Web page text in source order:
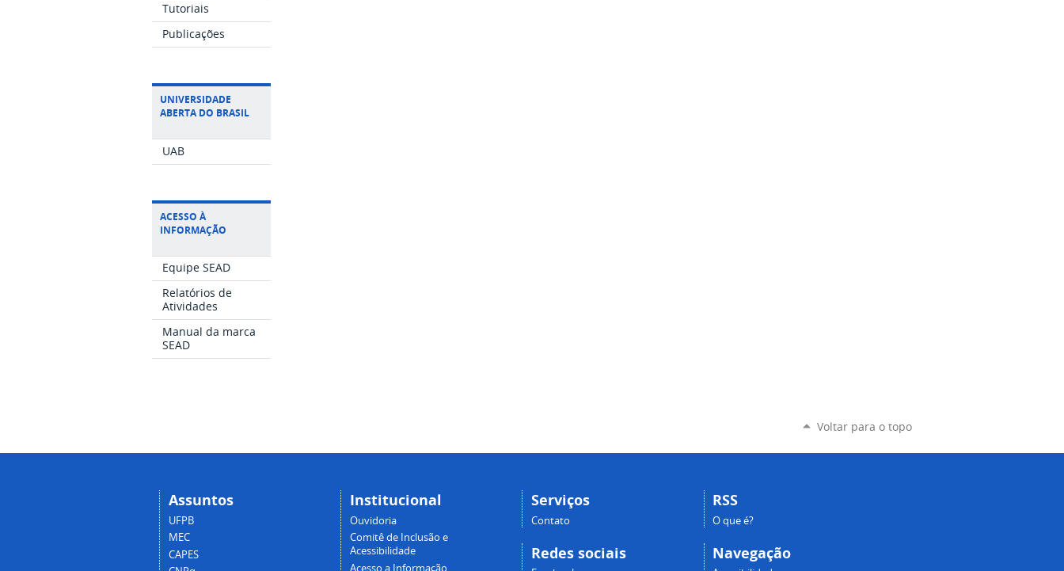
Tutoriais
Publicações
UNIVERSIDADE
ABERTA DO BRASIL
UAB
ACESSO À
INFORMAÇÃO
Equipe SEAD
Relatórios de
Atividades
Manual da marca
SEAD
Voltar para o topo
Assuntos
UFPB
MEC
CAPES
Institucional
Ouvidoria
Comitê de Inclusão e
Acessibilidade
Acesso a Informação
Serviços
Contato
Redes sociais
RSS
O que é?
Navegação